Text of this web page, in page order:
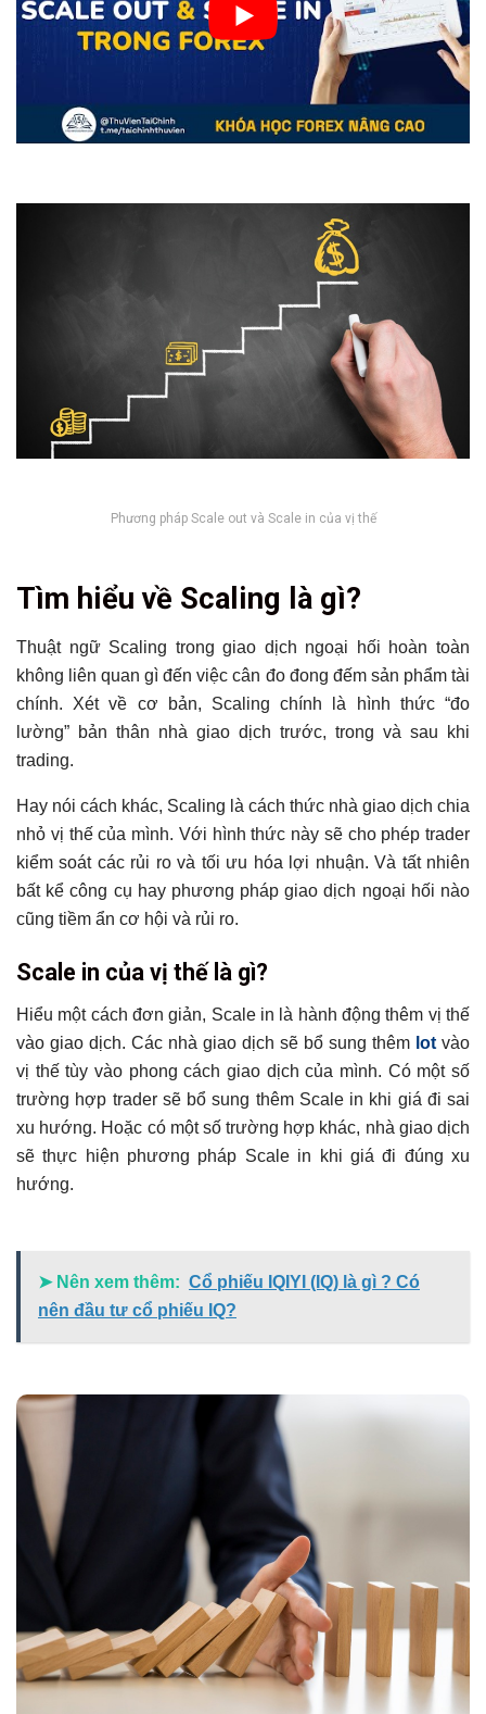
Phương pháp Scale out và Scale in của vị thế
Tìm hiểu về Scaling là gì?
Scale in của vị thế là gì?
Scale out của vị thế là gì?
Lợi ích của phương pháp Scale out và Scale in
Hạn chế của phương pháp Scale out và Scale in
Kết luận
Có thể bạn chưa biết
Tìm hiểu về Scaling là gì?
Thuật ngữ Scaling trong giao dịch ngoại hối hoàn toàn
không liên quan gì đến việc cân đo đong đếm sản phẩm tài
chính. Xét về cơ bản, Scaling chính là hình thức “đo
lường” bản thân nhà giao dịch trước, trong và sau khi
trading.
Hay nói cách khác, Scaling là cách thức nhà giao dịch chia
nhỏ vị thế của mình. Với hình thức này sẽ cho phép trader
kiểm soát các rủi ro và tối ưu hóa lợi nhuận. Và tất nhiên
bất kể công cụ hay phương pháp giao dịch ngoại hối nào
cũng tiềm ẩn cơ hội và rủi ro.
Scale in của vị thế là gì?
Hiểu một cách đơn giản, Scale in là hành động thêm vị thế
vào giao dịch. Các nhà giao dịch sẽ bổ sung thêm lot vào
vị thế tùy vào phong cách giao dịch của mình. Có một số
trường hợp trader sẽ bổ sung thêm Scale in khi giá đi sai
xu hướng. Hoặc có một số trường hợp khác, nhà giao dịch
sẽ thực hiện phương pháp Scale in khi giá đi đúng xu
hướng.
➤ Nên xem thêm: Cổ phiếu IQIYI (IQ) là gì ? Có
nên đầu tư cổ phiếu IQ?